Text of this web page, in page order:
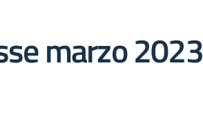
marzo 2023